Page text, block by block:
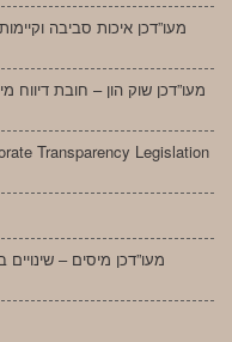
מעו”דכן איכות סביבה
מעו”דכן שוק הון – חובת דיווח
Transparency Legislation
מעו”דכן מיסים –